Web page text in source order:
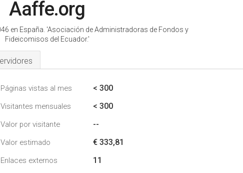
Aaffe.org
en España. 'Asociación de Administradoras de Fondos y
Fideicomisos del Ecuador.'
Páginas vistas al mes < 300
Visitantes mensuales < 300
Valor por visitante --
Valor estimado € 333,81
Enlaces externos 11